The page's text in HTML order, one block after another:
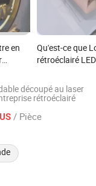
en
Qu'est-ce que
rétroéclairé LED
affichage
découpé au laser
rétroéclairé
/ Pièce